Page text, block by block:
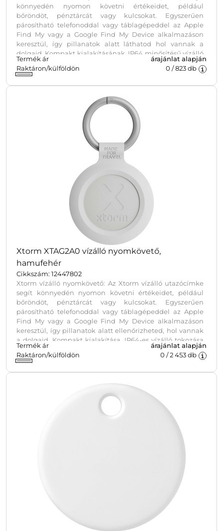
könnyedén nyomon követni értékeidet, például
bőröndöt, pénztárcát vagy kulcsokat. Egyszerűen
párosítható telefonoddal vagy táblagépeddel az Apple
Find My vagy a Google Find My Device alkalmazáson
keresztül, így pillanatok alatt láthatod hol vannak a
dolgaid. Kompakt kialakításának, IP64 minősítésű vízálló
tokozásának és cserélhető elemeinek köszönhetően
tartós és megbízható megoldást nyújt utazásokhoz és
Termék ár
árajánlat alapján
Raktáron/külföldön
0 /823db
Xtorm XTAG2A0 vízálló nyomkövető,
hamufehér
Cikkszám: 12447802
Xtorm vízálló nyomkövető: Az Xtorm vízálló utazócímke
segít könnyedén nyomon követni értékeidet, például
bőröndöt, pénztárcát vagy kulcsokat. Egyszerűen
párosítható telefonoddal vagy táblagépeddel az Apple
Find My vagy a Google Find My Device alkalmazáson
keresztül, így pillanatok alatt ellenőrizheted, hol vannak
a dolgaid. Kompakt kialakítása, IP64-es vízálló tokozása
és cserélhető eleme miatt megbízható és praktikus
megoldás utazásokhoz és mindennapi használathoz.
Termék ár
árajánlat alapján
Raktáron/külföldön
0 /2 453db